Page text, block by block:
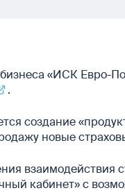
«ИСК Евро-
.
создание
новые
взаимодействия
кабинет» с